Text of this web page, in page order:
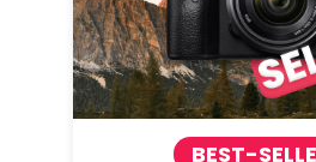
BEST-